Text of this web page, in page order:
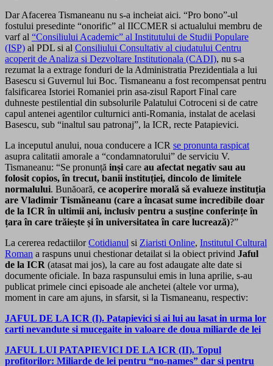
Dar Afacerea Tismaneanu nu s-a incheiat aici. “Pro bono”-ul
fostului presedinte “onorific” al IICCMER si actualului membru de
varf al “Consiliului Academic” al Institutului de Studii Populare
(ISP) al PDL si al Consiliului Consultativ al ciudatului Centru
acoperit de Analiza si Dezvoltare Institutionala (CADI), nu s-a
rezumat la a extrage fonduri de la Administratia Prezidentiala a lui
Basescu si Guvernul lui Boc. Tismaneanu a fost recompensat pentru
falsificarea Istoriei Romaniei prin asa-zisul Raport Final care
duhneste pestilential din subsolurile Palatului Cotroceni si de catre
capul antenei agentilor culturnici anti-Romania, instalat de acelasi
Basescu, sub “inaltul sau patronaj”, la ICR, recte Patapievici.
La inceputul anului, noua conducere a ICR se pronunta raspicat
asupra calitatii amorale a “condamnatorului” de serviciu V.
Tismaneanu: “Se pronunță inși care au afectat negativ sau au
folosit copios, în trecut, banii instituției, dincolo de limitele
normalului. Bunăoară, ce acoperire morală să evalueze instituția
are Vladimir Tismăneanu (care a încasat sume incredibile doar
de la ICR în ultimii ani, inclusiv pentru a susține conferințe în
țara în care trăiește și în universitatea în care lucrează)?”
La cererea redactiilorCotidianul si Ziaristi Online, Institutul Cultural
Roman a raspuns unui chestionar detailat si la obiect privind Jaful
de la ICR (atasat mai jos), la care au fost adaugate alte date si
documente oficiale. In baza raspunsului emis in luna aprilie, s-au
publicat primele cinci episoade ale anchetei (altele vor urma),
moment in care am ajuns, in sfarsit, si la Tismaneanu, respectiv:
JAFUL DE LA ICR (I). Patapievici si ai lui au lasat in urma lor
carti nevandute si mucegaite in valoare de doua miliarde de lei
JAFUL LUI PATAPIEVICI DE LA ICR (II). Topul
profitorilor: Miliarde de lei pentru “no-names” dar si pentru